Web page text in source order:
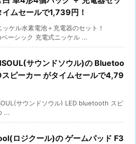
イムセールで1,739円！
ッケル水素電池＋充電器のセット！
ーシック 充電式ニッケル ...
サウンドソウル)の Bluetoo
ピーカー がタイムセールで4,79
サウンドソウル) LED bluetooth スピ
...
ロジクール)の ゲームパッド F3